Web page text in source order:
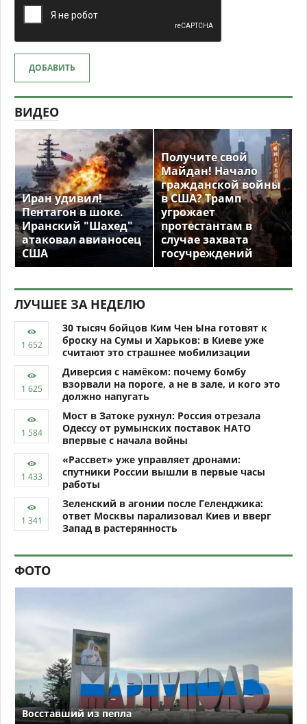
ДОБАВИТЬ
ВИДЕО
Иран удивил!
Пентагон в шоке.
Иранский "Шахед"
атаковал авианосец
США
Получите свой
Майдан! Начало
гражданской войны
в США? Трамп
угрожает
протестантам в
случае захвата
госучреждений
ЛУЧШЕЕ ЗА НЕДЕЛЮ
30 тысяч бойцов Ким Чен Ына готовят к
броску на Сумы и Харьков: в Киеве уже
считают это страшнее мобилизации
Диверсия с намёком: почему бомбу
взорвали на пороге, а не в зале, и кого это
должно напугать
Мост в Затоке рухнул: Россия отрезала
Одессу от румынских поставок НАТО
впервые с начала войны
«Рассвет» уже управляет дронами:
спутники России вышли в первые часы
работы
Зеленский в агонии после Геленджика:
ответ Москвы парализовал Киев и вверг
Запад в растерянность
ФОТО
Восставший из пепла